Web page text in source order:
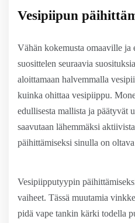
Vesipiipun
Vähän kokemusta omaaville ja
suosittelen seuraavia
aloittamaan halvemmalla
kuinka ohittaa vesipiippu.
edullisesta mallista ja päätyvät
saavutaan lähemmäksi
päihittämiseksi sinulla on
Vesipiipputyypin
vaiheet. Tässä muutamia
pidä vape tankin kärki todella